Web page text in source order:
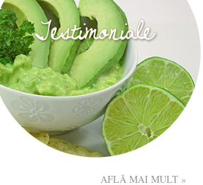
AFLĂ MAI MULT »